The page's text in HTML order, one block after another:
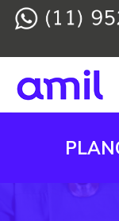
Skip